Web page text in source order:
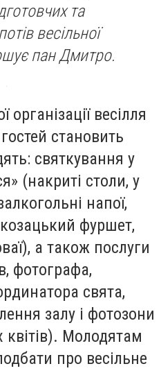
та
весільної
пан Дмитро.
організації весілля
становить
святкування у
(накриті столи, у
напої,
фуршет,
а також послуги
фотографа,
свята,
залу і фотозони
Молодятам
про весільне